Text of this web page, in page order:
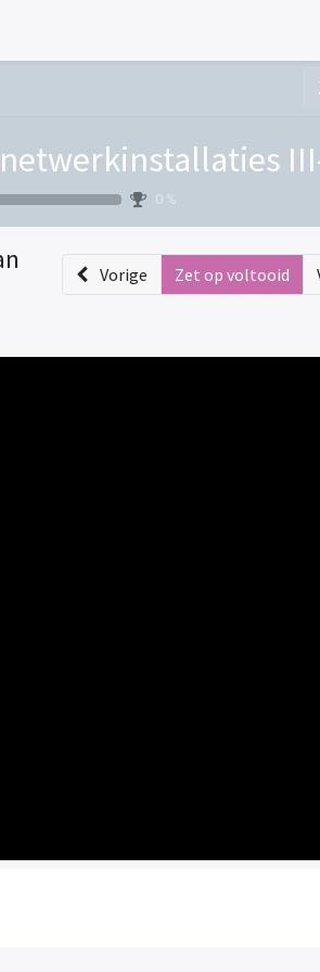
0 %
Vorige Zet op voltooid